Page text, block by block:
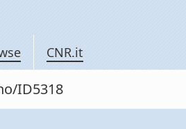
CNR.it
ID5318